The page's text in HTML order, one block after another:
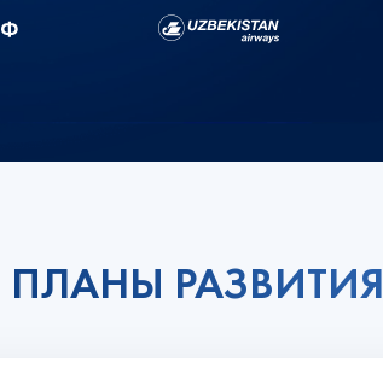
ПЛАНЫ РАЗВИТИЯ